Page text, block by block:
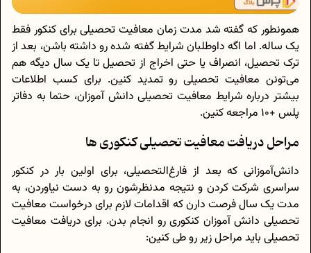
همونطور که گفته شد مدت زمان معافیت تحصیلی برای کنکور فقط
یک ساله. اما اگه داوطلبان شرایط گفته شده رو داشته باشن، بعد از
ترک تحصیل، انصراف یا حتی اخراج از تحصیل تا یک سال دیگه هم
می‌تونن معافیت تحصیلی رو تمدید کنین. برای کسب اطلاعات
بیشتر درباره شرایط معافیت تحصیلی دانش آموزان، حتما به دفاتر
پلس +10 مراجعه کنین.
مراحل دریافت معافیت تحصیلی کنکوری ها
دانش‌آموزانی که بعد از فارغ‌التحصیلی، برای اولین بار در کنکور
سراسری شرکت کردن و نتیجه مدنظرشون رو به دست نیاوردن، به
مدت یک سال فرصت دارن که اقدامات لازم برای درخواست معافیت
تحصیلی دانش آموزان کنکوری رو انجام بدن. برای دریافت معافیت
تحصیلی باید مراحل زیر رو طی کنین: